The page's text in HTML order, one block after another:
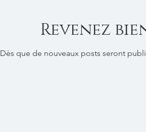
Revenez
Dès que de nouveaux posts seront